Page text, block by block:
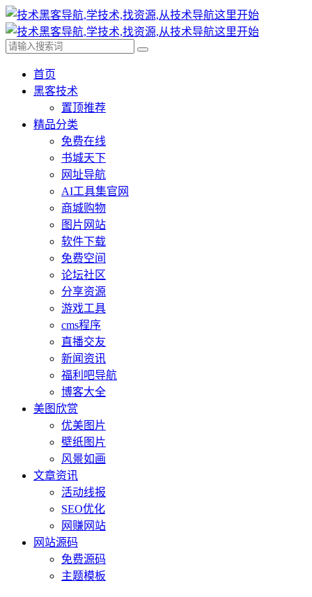
首页
黑客技术
置顶推荐
精品分类
免费在线
书城天下
网址导航
AI工具集官网
商城购物
图片网站
软件下载
免费空间
论坛社区
分享资源
游戏工具
cms程序
直播交友
新闻资讯
福利吧导航
博客大全
美图欣赏
优美图片
壁纸图片
风景如画
文章资讯
活动线报
SEO优化
网赚网站
网站源码
免费源码
主题模板